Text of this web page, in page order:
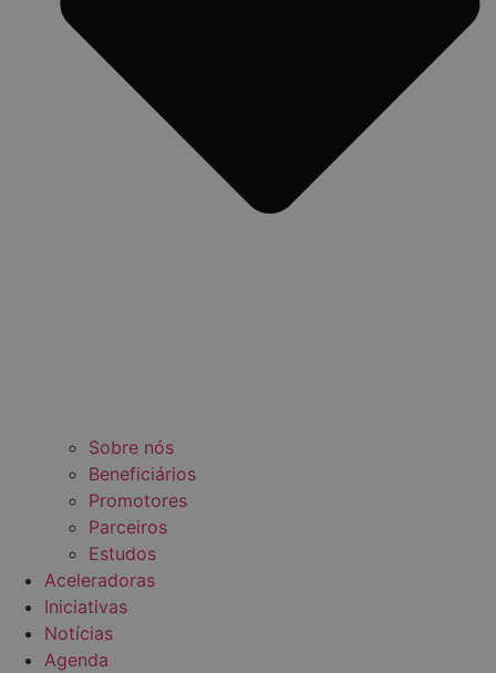
Sobre nós
Beneficiários
Promotores
Parceiros
Estudos
Aceleradoras
Iniciativas
Notícias
Agenda